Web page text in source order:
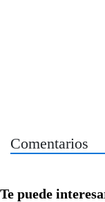
Comentarios